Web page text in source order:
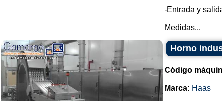
-Entrada y
Medidas...
Horno
Código
Marca: Haas